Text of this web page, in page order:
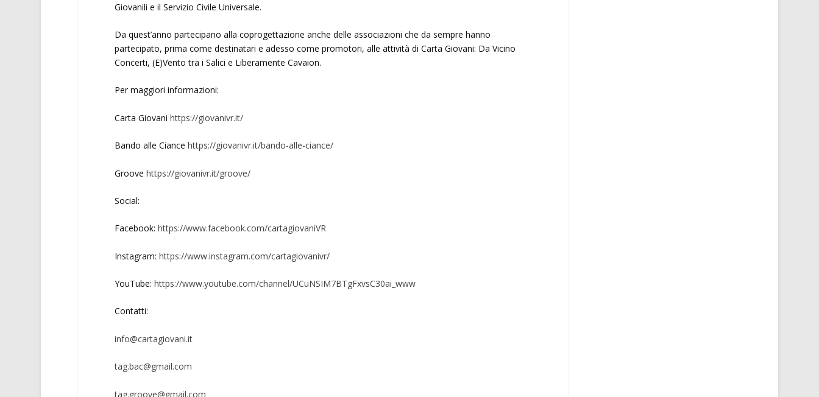
Giovanili e il Servizio Civile Universale.
Da quest’anno partecipano alla coprogettazione anche delle associazioni che da sempre hanno
partecipato, prima come destinatari e adesso come promotori, alle attività di Carta Giovani: Da Vicino
Concerti, (E)Vento tra i Salici e Liberamente Cavaion.
Per maggiori informazioni:
Carta Giovani https://giovanivr.it/
Bando alle Ciance https://giovanivr.it/bando-alle-ciance/
Groove https://giovanivr.it/groove/
Social:
Facebook: https://www.facebook.com/cartagiovaniVR
Instagram: https://www.instagram.com/cartagiovanivr/
YouTube: https://www.youtube.com/channel/UCuNSIM7BTgFxvsC30ai_www
Contatti:
info@cartagiovani.it
tag.bac@gmail.com
tag.groove@gmail.com